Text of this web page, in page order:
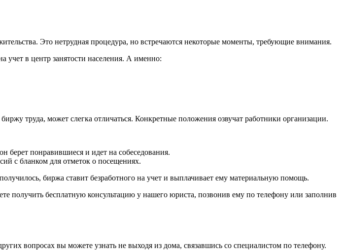
Это нетрудная процедура, но встречаются некоторые моменты, требующие внимания.
учет в центр занятости населения. А именно:
труда, может слегка отличаться. Конкретные положения озвучат работники организации.
берет понравившиеся и идет на собеседования.
с бланком для отметок о посещениях.
биржа ставит безработного на учет и выплачивает ему материальную помощь.
бесплатную консультацию у нашего юриста, позвонив ему по телефону или заполнив
вопросах вы можете узнать не выходя из дома, связавшись со специалистом по телефону.